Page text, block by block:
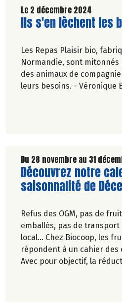
Le 2 décembre 2024
Lire la suite de
Ils s'en lèchent les
Les Repas Plaisir bio,
Normandie, sont mitonnés
des animaux de
leurs besoins. - Véronique
Du 28 novembre au 31
Lire la suite de
Découvrez notre
saisonnalité de
Refus des OGM, pas de
emballés, pas de
local… Chez Biocoop, les
répondent à un cahier des
Avec pour objectif, la
l’environnement. Parce
de qualité rime avec